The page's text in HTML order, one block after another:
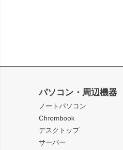
パソコン・周辺機器
ノートパソコン
Chrombook
デスクトップ
サーバー